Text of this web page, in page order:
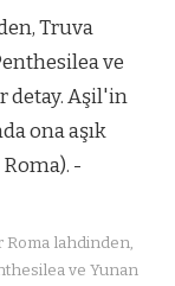
Roma lahdinden,
ve Yunan